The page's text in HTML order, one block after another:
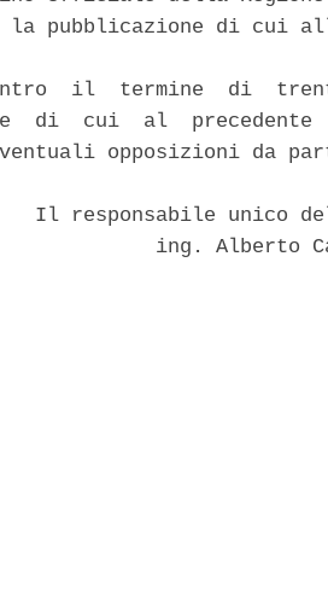
la pubblicazione di cui
il  termine  di
di  cui  al  precedente
opposizioni da
Il responsabile unico
ing. Alberto